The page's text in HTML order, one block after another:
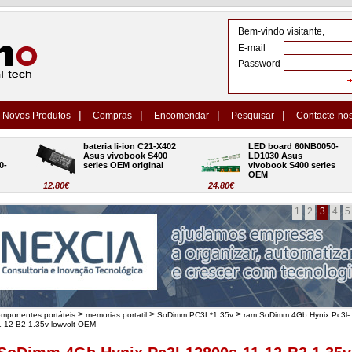
Bem-vindo visitante,
E-mail
Password
Novos Produtos | Compras | Encomendar | Pesquisar | Contacte-
12.80€
bateria li-ion C21-X402
Asus vivobook S400
series OEM original
24.80€
LED board 60NB0050-
LD1030 Asus
vivobook S400 series
OEM
1 2 3 4 5
portáteis > memorias portatil > SoDimm PC3L*1.35v > ram SoDimm 4Gb Hynix Pc3l-
12-B2 1.35v lowvolt OEM